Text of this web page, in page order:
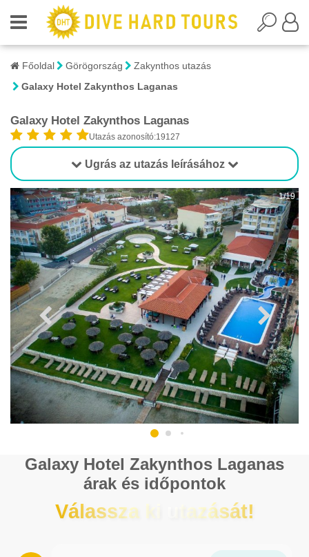
Főoldal Görögország
Zakynthos utazás
Galaxy Hotel Zakynthos Laganas
Galaxy Hotel Zakynthos Laganas
Utazás azonosító:19127
Ugrás az utazás leírásához
1/19
Galaxy Hotel Zakynthos Laganas
árak és időpontok
Válassza ki utazását!